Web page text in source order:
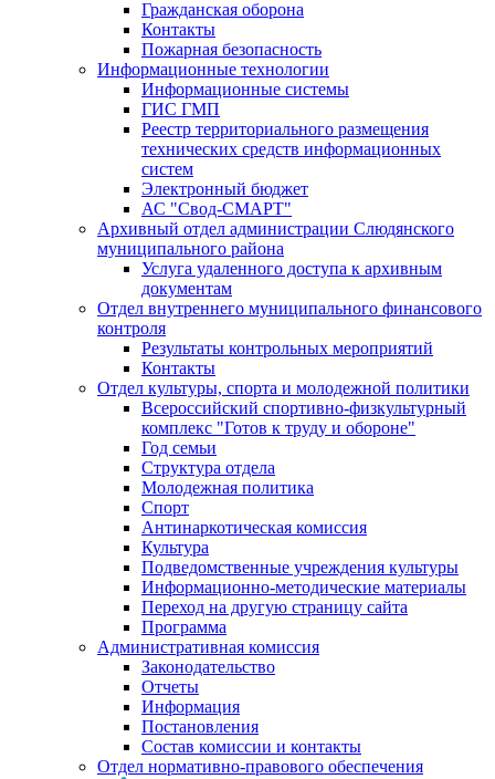
Гражданская оборона
Контакты
Пожарная безопасность
Информационные технологии
Информационные системы
ГИС ГМП
Реестр территориального размещения
технических средств информационных
систем
Электронный бюджет
АС "Свод-СМАРТ"
Архивный отдел администрации Слюдянского
муниципального района
Услуга удаленного доступа к архивным
документам
Отдел внутреннего муниципального финансового
контроля
Результаты контрольных мероприятий
Контакты
Отдел культуры, спорта и молодежной политики
Всероссийский спортивно-физкультурный
комплекс "Готов к труду и обороне"
Год семьи
Структура отдела
Молодежная политика
Спорт
Антинаркотическая комиссия
Культура
Подведомственные учреждения культуры
Информационно-методические материалы
Переход на другую страницу сайта
Программа
Административная комиссия
Законодательство
Отчеты
Информация
Постановления
Состав комиссии и контакты
Отдел нормативно-правового обеспечения